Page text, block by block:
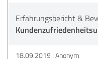
Erfahrungsbericht &
18.09.2019 Anonym